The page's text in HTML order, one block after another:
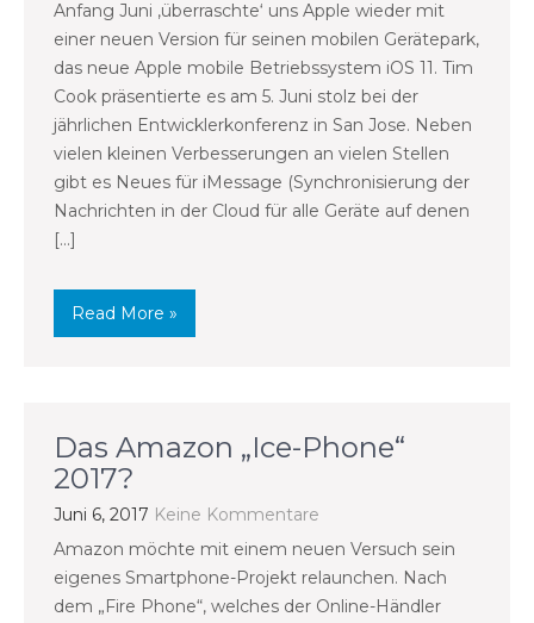
Anfang Juni ‚überraschte‘ uns Apple wieder mit
einer neuen Version für seinen mobilen Gerätepark,
das neue Apple mobile Betriebssystem iOS 11. Tim
Cook präsentierte es am 5. Juni stolz bei der
jährlichen Entwicklerkonferenz in San Jose. Neben
vielen kleinen Verbesserungen an vielen Stellen
gibt es Neues für iMessage (Synchronisierung der
Nachrichten in der Cloud für alle Geräte auf denen
[…]
Read More »
Das Amazon „Ice-Phone“
2017?
Juni 6, 2017 Keine Kommentare
Amazon möchte mit einem neuen Versuch sein
eigenes Smartphone-Projekt relaunchen. Nach
dem „Fire Phone“, welches der Online-Händler